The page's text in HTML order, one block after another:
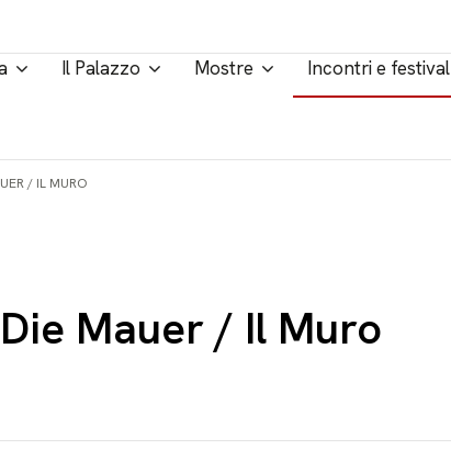
Il Palazzo Mostre Incontri e festival
/ IL MURO
Mauer / Il Muro